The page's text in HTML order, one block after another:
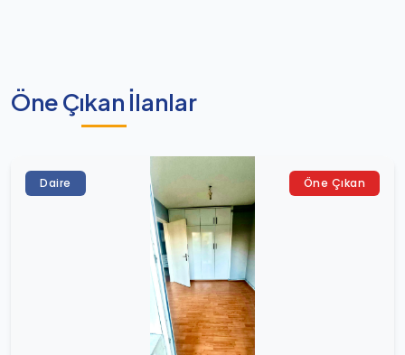
Öne Çıkan İlanlar
Öne Çıkan
Daire